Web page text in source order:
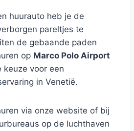
huurauto heb je de
pareltjes te
de gebaande paden
op Marco Polo Airport
keuze voor een
in Venetië.
via onze website of bij
op de luchthaven